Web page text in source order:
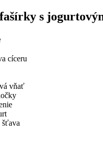
s
cíceru
vňať
šťava